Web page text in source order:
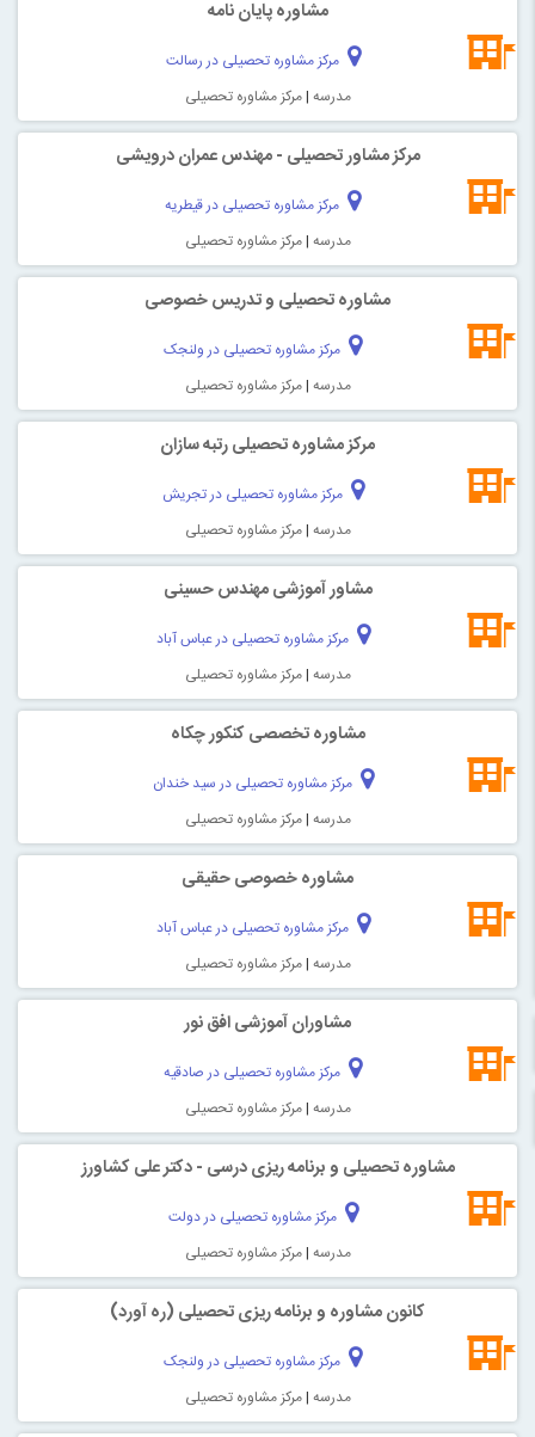
مشاوره پایان نامه
مرکز مشاوره تحصیلی در رسالت
مدرسه |مرکز مشاوره تحصیلی
مرکز مشاور تحصیلی - مهندس عمران درویشی
مرکز مشاوره تحصیلی در قیطریه
مدرسه |مرکز مشاوره تحصیلی
مشاوره تحصیلی و تدریس خصوصی
مرکز مشاوره تحصیلی در ولنجک
مدرسه |مرکز مشاوره تحصیلی
مرکز مشاوره تحصیلی رتبه سازان
مرکز مشاوره تحصیلی در تجریش
مدرسه |مرکز مشاوره تحصیلی
مشاور آموزشی مهندس حسینی
مرکز مشاوره تحصیلی در عباس آباد
مدرسه |مرکز مشاوره تحصیلی
مشاوره تخصصی کنکور چکاه
مرکز مشاوره تحصیلی در سید خندان
مدرسه |مرکز مشاوره تحصیلی
مشاوره خصوصی حقیقی
مرکز مشاوره تحصیلی در عباس آباد
مدرسه |مرکز مشاوره تحصیلی
مشاوران آموزشی افق نور
مرکز مشاوره تحصیلی در صادقیه
مدرسه |مرکز مشاوره تحصیلی
مشاوره تحصیلی و برنامه ریزی درسی - دکتر علی کشاورز
مرکز مشاوره تحصیلی در دولت
مدرسه |مرکز مشاوره تحصیلی
کانون مشاوره و برنامه ریزی تحصیلی (ره آورد)
مرکز مشاوره تحصیلی در ولنجک
مدرسه |مرکز مشاوره تحصیلی